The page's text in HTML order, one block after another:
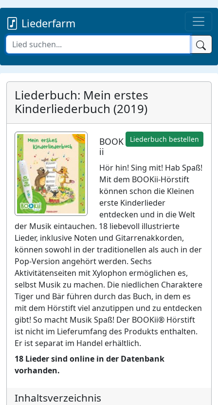
Liederfarm
Liederbuch: Mein erstes
Kinderliederbuch (2019)
Liederbuch bestellen
BOOK
ii
Hör hin! Sing mit! Hab Spaß!
Mit dem BOOKii-Hörstift
können schon die Kleinen
erste Kinderlieder
entdecken und in die Welt
der Musik eintauchen. 18 liebevoll illustrierte
Lieder, inklusive Noten und Gitarrenakkorden,
können sowohl in der traditionellen als auch in der
Pop-Version angehört werden. Sechs
Aktivitätenseiten mit Xylophon ermöglichen es,
selbst Musik zu machen. Die niedlichen Charaktere
Tiger und Bär führen durch das Buch, in dem es
mit dem Hörstift viel anzutippen und zu entdecken
gibt! So macht Musik Spaß! Der BOOKii® Hörstift
ist nicht im Lieferumfang des Produkts enthalten.
Er ist separat im Handel erhältlich.
18 Lieder sind online in der Datenbank
vorhanden.
Inhaltsverzeichnis